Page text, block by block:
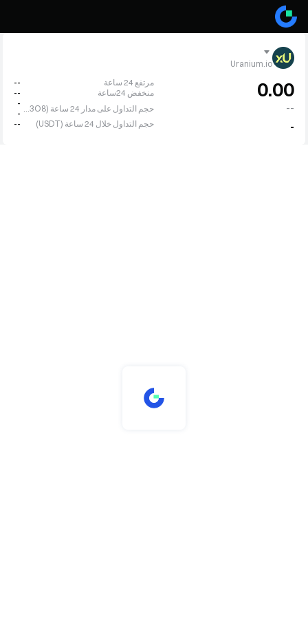
Uranium.io
0.00
--
-
مرتفع 24 ساعة
--
منخفض 24ساعة
--
-
-
حجم التداول خلال 24 ساعة (USDT)
--